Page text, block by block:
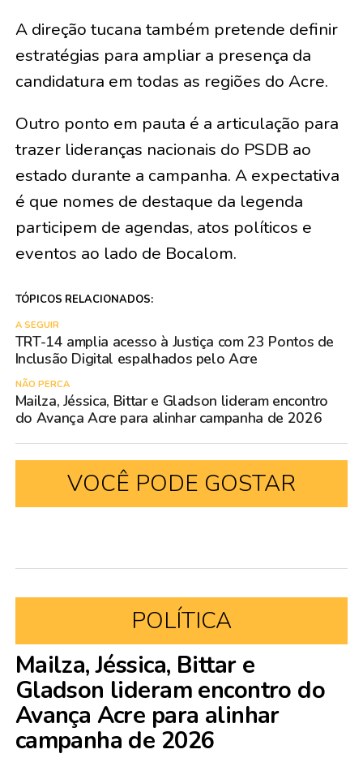
A direção tucana também pretende definir
estratégias para ampliar a presença da
candidatura em todas as regiões do Acre.
Outro ponto em pauta é a articulação para
trazer lideranças nacionais do PSDB ao
estado durante a campanha. A expectativa
é que nomes de destaque da legenda
participem de agendas, atos políticos e
eventos ao lado de Bocalom.
TÓPICOS RELACIONADOS:
A SEGUIR
TRT-14 amplia acesso à Justiça com 23 Pontos de
Inclusão Digital espalhados pelo Acre
NÃO PERCA
Mailza, Jéssica, Bittar e Gladson lideram encontro
do Avança Acre para alinhar campanha de 2026
VOCÊ PODE GOSTAR
POLÍTICA
Mailza, Jéssica, Bittar e
Gladson lideram encontro do
Avança Acre para alinhar
campanha de 2026